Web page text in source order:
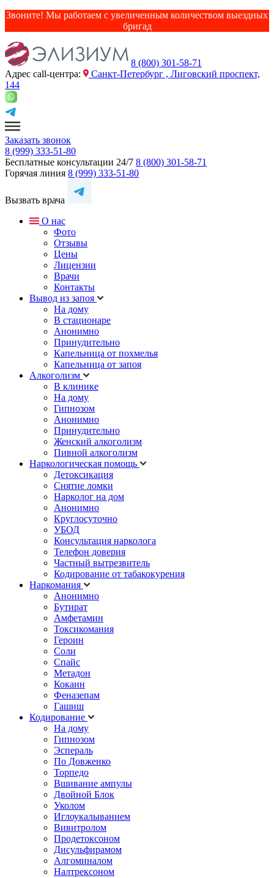
Звоните! Мы работаем с увеличенным количеством выездных
бригад
8 (800) 301-58-71
Адрес сall-центра:
Санкт-Петербург , Лиговский проспект,
144
Заказать звонок
8 (999) 333-51-80
Бесплатные консультации 24/7 8 (800) 301-58-71
Горячая линия 8 (999) 333-51-80
Вызвать врача
О нас
Фото
Отзывы
Цены
Лицензии
Врачи
Контакты
Вывод из запоя
На дому
В стационаре
Анонимно
Принудительно
Капельница от похмелья
Капельница от запоя
Алкоголизм
В клинике
На дому
Гипнозом
Анонимно
Принудительно
Женский алкоголизм
Пивной алкоголизм
Наркологическая помощь
Детоксикация
Снятие ломки
Нарколог на дом
Анонимно
Круглосуточно
УБОД
Консультация нарколога
Телефон доверия
Частный вытрезвитель
Кодирование от табакокурения
Наркомания
Анонимно
Бутират
Амфетамин
Токсикомания
Героин
Соли
Спайс
Метадон
Кокаин
Феназепам
Гашиш
Кодирование
На дому
Гипнозом
Эспераль
По Довженко
Торпедо
Вшивание ампулы
Двойной Блок
Уколом
Иглоукалыванием
Вивитролом
Продетоксоном
Дисульфирамом
Алгоминалом
Налтрексоном